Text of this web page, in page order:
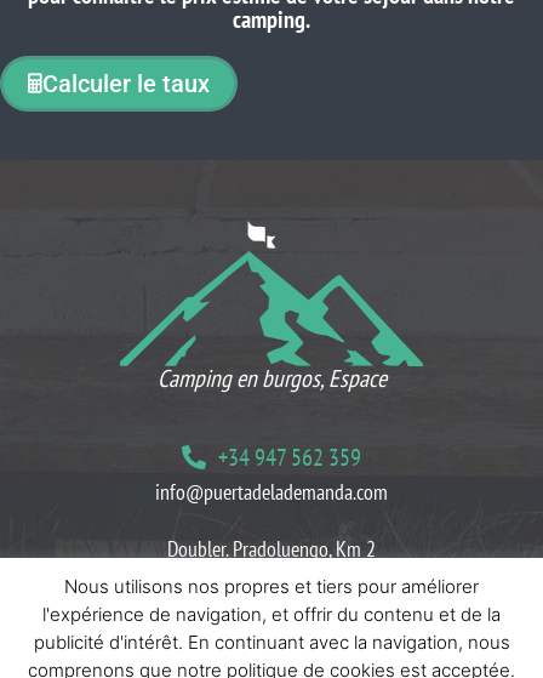
camping.
Calculer le taux
Camping en burgos, Espace
+34 947 562 359
info@puertadelademanda.com
Doubler. Pradoluengo, Km 2
09199 Herreros Villasur, Burgos
BloguerPolitiques de cookiesPolitiques de confidentialité
Nous utilisons nos propres et tiers pour améliorer
l'expérience de navigation, et offrir du contenu et de la
publicité d'intérêt. En continuant avec la navigation, nous
comprenons que notre politique de cookies est acceptée.